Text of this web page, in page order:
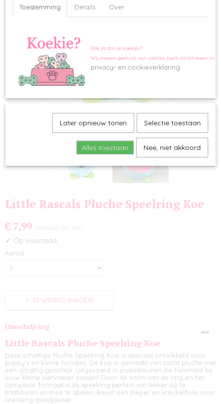
Little Rascals Pluche Speelring Koe
€ 7,99 (inclusief btw 21%)
✓ Op voorraad
Aantal
IN WINKELWAGEN
Omschrijving
Little Rascals Pluche Speelring Koe
Deze schattige Pluche Speelring Koe is speciaal ontwikkeld voor
puppy's en kleine hondjes. De koe is gemaakt van zacht pluche met
een schattig gezichtje. Uitgevoerd in pastelkleuren die helemaal bij
jouw kleine viervoeter passen! Door de vorm van de ring en het
compacte formaat is de speelring perfect om lekker op te
knabbelen en mee te spelen. Bevat een pieper en kreukelfolie voor
urenlang speelplezier.
Toestemming Details Over
Ook zo dol op koekjes?
Wij maken gebruik van cookies zoals omschreven in
privacy- en cookieverklaring.
Later opnieuw tonen Selectie toestaan
Alles toestaan Nee, niet akkoord